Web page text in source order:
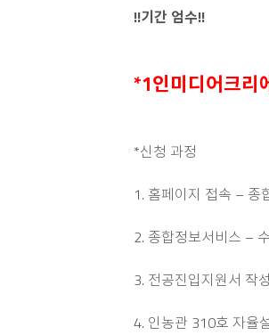
!!기간 엄수!!
*1인미디어크리
*신청 과정
1. 홈페이지 접속 – 종
2. 종합정보서비스 –
3. 전공진입지원서 작
4. 인농관 310호 자율